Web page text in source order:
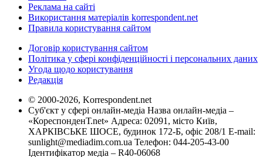
Реклама на сайті
Використання матеріалів korrespondent.net
Правила користування сайтом
Договір користування сайтом
Політика у сфері конфіденційності і персональних даних
Угода щодо користування
Редакція
© 2000-2026, Korrespondent.net
Суб'єкт у сфері онлайн-медіа Назва онлайн-медіа –
«КореспонденТ.net» Адреса: 02091, місто Київ,
ХАРКІВСЬКЕ ШОСЕ, будинок 172-Б, офіс 208/1 E-mail:
sunlight@mediadim.com.ua Телефон: 044-205-43-00
Ідентифікатор медіа – R40-06068